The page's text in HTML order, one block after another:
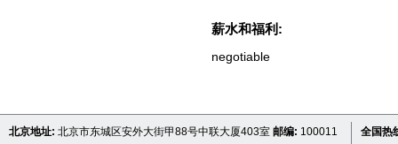
薪水和福利:
negotiable
北京地址: 北京市东城区安外大街甲88号中联大厦403室 邮编: 100011
全国热